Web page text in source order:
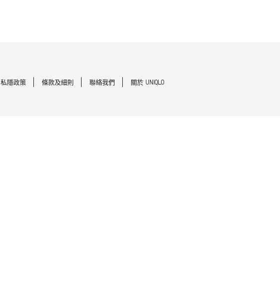
私隱政策 條款及細則 聯絡我們 關於 UNIQLO